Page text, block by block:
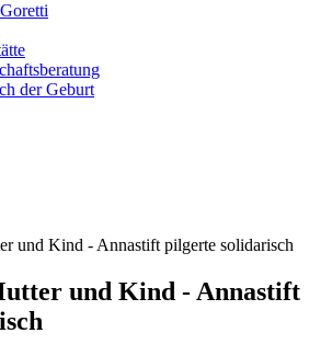
der Geburt
und Kind - Annastift pilgerte solidarisch
und Kind - Annastift